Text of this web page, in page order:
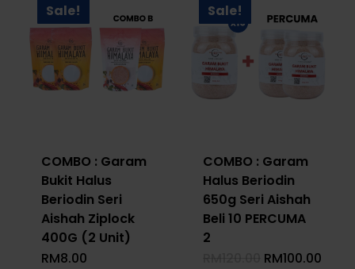
Sale!
COMBO : Garam
Bukit Halus
Beriodin Seri
Aishah Ziplock
400G (2 Unit)
RM8.00
Sale!
COMBO : Garam
Halus Beriodin
650g Seri Aishah
Beli 10 PERCUMA
2
Original
RM100.00